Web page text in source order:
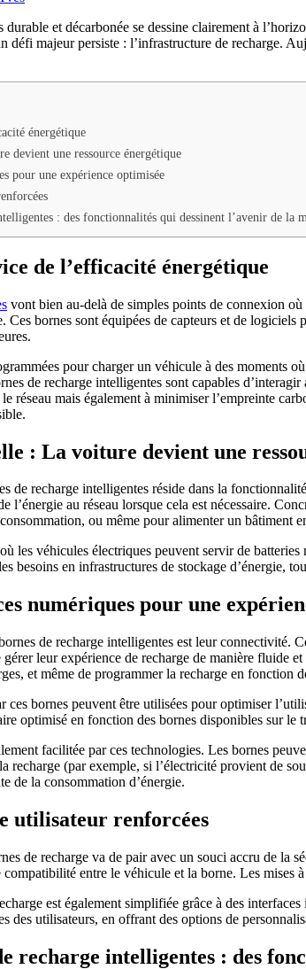
et décarbonée se dessine clairement à
défi majeur persiste : l’infrastructure de recharge.
énergétique
devient une ressource énergétique
pour une expérience optimisée
: des fonctionnalités qui dessinent l’avenir de la
de l’efficacité énergétique
vont bien au-delà de simples points de connexion où
Ces bornes sont équipées de capteurs et de
pour charger un véhicule à des moments
de recharge intelligentes sont capables
réseau mais également à minimiser l’empreinte
: La voiture devient une
de recharge intelligentes réside dans la
l’énergie au réseau lorsque cela est nécessaire.
ou même pour alimenter un bâtiment
les véhicules électriques peuvent servir de
besoins en infrastructures de stockage d’énergie,
numériques pour une
de recharge intelligentes est leur connectivité.
leur expérience de recharge de manière fluide
et même de programmer la recharge en fonction
ces bornes peuvent être utilisées pour optimiser
optimisé en fonction des bornes disponibles sur le
facilitée par ces technologies. Les bornes
recharge (par exemple, si l’électricité provient de
de la consommation d’énergie.
utilisateur renforcées
de recharge va de pair avec un souci accru de la
entre le véhicule et la borne. Les
est également simplifiée grâce à des
des utilisateurs, en offrant des options de
recharge intelligentes : des